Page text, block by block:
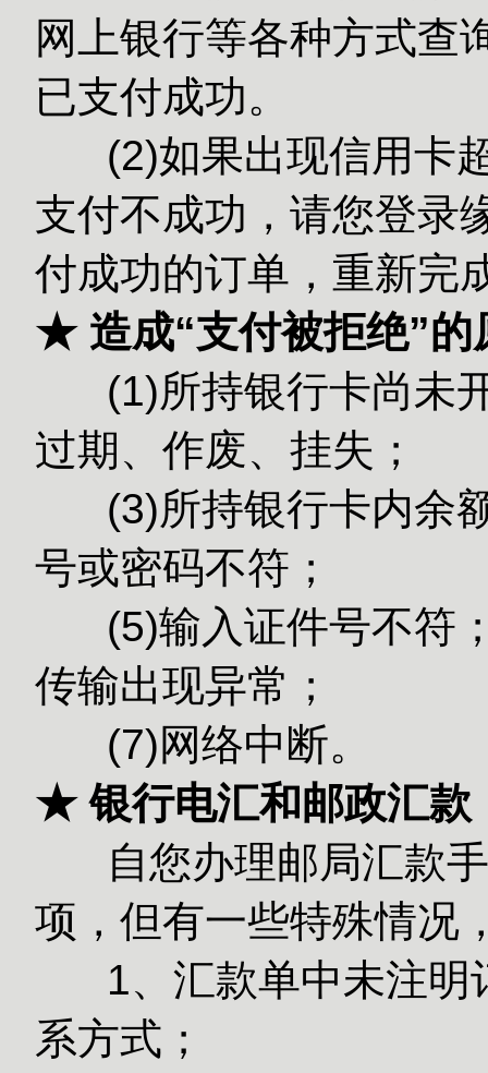
网上银行等各种方式查
已支付成功。
(2)如果出现信用卡超
支付不成功，请您登录
付成功的订单，重新完
★ 造成“支付被拒绝”的
(1)所持银行卡尚未
过期、作废、挂失；
(3)所持银行
号或密码不符；
(5)输入证
传输出现异常；
(7)网络中断。
★ 银行电汇和邮政汇款
自您办理邮局汇款手
项，但有一些特殊情况
1、汇款单中未注明
系方式；